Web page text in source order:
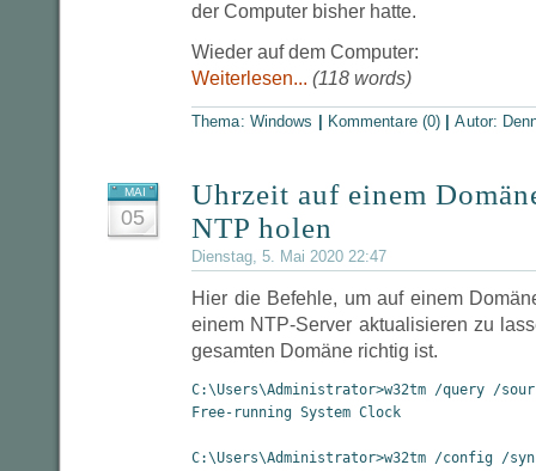
der Computer bisher hatte.
Wieder auf dem Computer:
Weiterlesen... (118 words)
Thema: Windows Kommentare (0) |Autor:
MAI
05
Uhrzeit auf einem
NTP holen
Dienstag, 5. Mai 2020 22:47
Hier die Befehle, um auf einem
einem NTP-Server aktualisieren zu
gesamten Domäne richtig ist.
C:\Users\Administrator>w32tm /query /
Free-running System Clock
C:\Users\Administrator>w32tm /config /